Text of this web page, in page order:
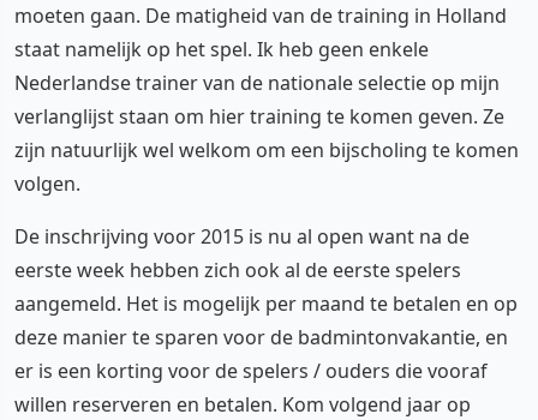
moeten gaan. De matigheid van de training in Holland
staat namelijk op het spel. Ik heb geen enkele
Nederlandse trainer van de nationale selectie op mijn
verlanglijst staan om hier training te komen geven. Ze
zijn natuurlijk wel welkom om een bijscholing te komen
volgen.
De inschrijving voor 2015 is nu al open want na de
eerste week hebben zich ook al de eerste spelers
aangemeld. Het is mogelijk per maand te betalen en op
deze manier te sparen voor de badmintonvakantie, en
er is een korting voor de spelers / ouders die vooraf
willen reserveren en betalen. Kom volgend jaar op